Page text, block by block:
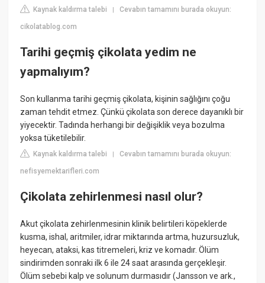
Kaynak kaldırma talebi |Cevabın tamamını burada okuyun:
cikolatablog.com
Tarihi geçmiş çikolata yedim ne
yapmalıyım?
Son kullanma tarihi geçmiş çikolata, kişinin sağlığını çoğu
zaman tehdit etmez. Çünkü çikolata son derece dayanıklı bir
yiyecektir. Tadında herhangi bir değişiklik veya bozulma
yoksa tüketilebilir.
Kaynak kaldırma talebi |Cevabın tamamını burada okuyun:
nefisyemektarifleri.com
Çikolata zehirlenmesi nasıl olur?
Akut çikolata zehirlenmesinin klinik belirtileri köpeklerde
kusma, ishal, aritmiler, idrar miktarında artma, huzursuzluk,
heyecan, ataksi, kas titremeleri, kriz ve komadır. Ölüm
sindirimden sonraki ilk 6 ile 24 saat arasında gerçekleşir.
Ölüm sebebi kalp ve solunum durmasıdır (Jansson ve ark.,